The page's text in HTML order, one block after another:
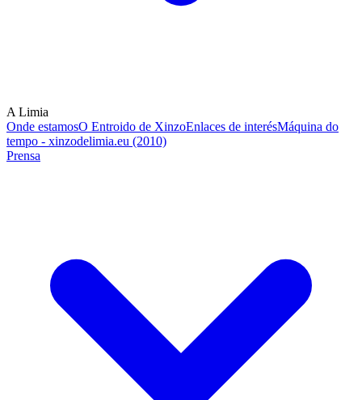
A Limia
Onde estamosO Entroido de XinzoEnlaces de interésMáquina do
tempo - xinzodelimia.eu (2010)
Prensa